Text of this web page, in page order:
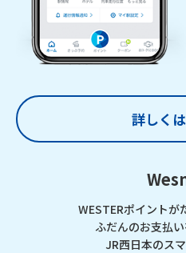
詳しく
WESTERポイントが
ふだんのお支払
JR西日本のス